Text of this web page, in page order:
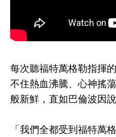
每次聽福特萬格勒指揮
不住熱血沸騰、心神搖
般新鮮，直如巴倫波因
「我們全都受到福特萬